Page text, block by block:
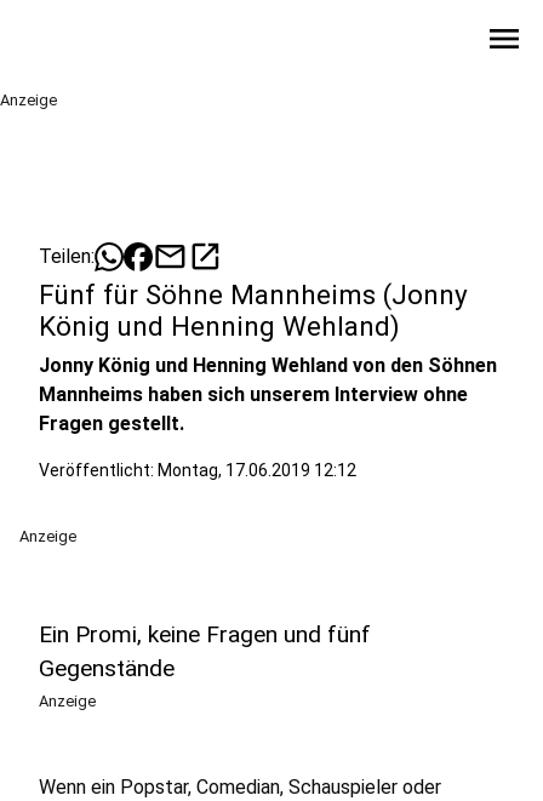
menu
Anzeige
Teilen: mailopen_in_new
Fünf für Söhne Mannheims (Jonny
König und Henning Wehland)
Jonny König und Henning Wehland von den Söhnen
Mannheims haben sich unserem Interview ohne
Fragen gestellt.
Veröffentlicht: Montag, 17.06.2019 12:12
Anzeige
Ein Promi, keine Fragen und fünf
Gegenstände
Anzeige
Wenn ein Popstar, Comedian, Schauspieler oder